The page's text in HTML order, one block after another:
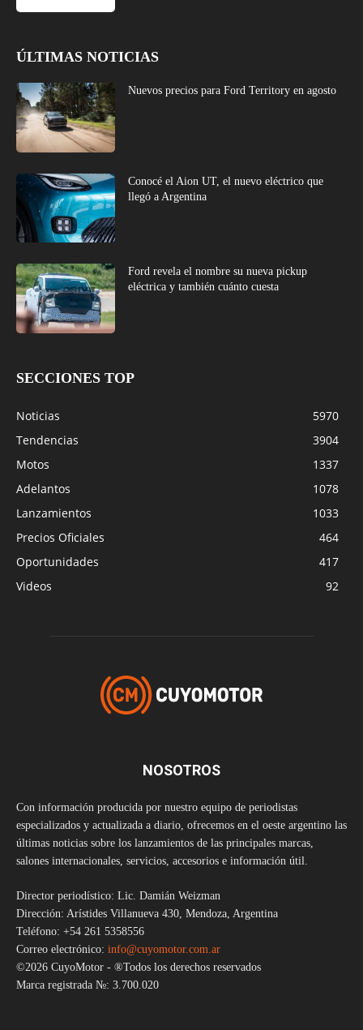
ÚLTIMAS NOTICIAS
Nuevos precios para Ford Territory en agosto
Conocé el Aion UT, el nuevo eléctrico que
llegó a Argentina
Ford revela el nombre su nueva pickup
eléctrica y también cuánto cuesta
SECCIONES TOP
Noticias
5970
Tendencias
3904
Motos
1337
Adelantos
1078
Lanzamientos
1033
Precios Oficiales
464
Oportunidades
417
Videos
92
NOSOTROS
Con información producida por nuestro equipo de periodistas
especializados y actualizada a diario, ofrecemos en el oeste argentino las
últimas noticias sobre los lanzamientos de las principales marcas,
salones internacionales, servicios, accesorios e información útil.
Director periodístico: Lic. Damián Weizman
Dirección: Arístides Villanueva 430, Mendoza, Argentina
Teléfono: +54 261 5358556
Correo electrónico: info@cuyomotor.com.ar
©2026 CuyoMotor - ®Todos los derechos reservados
Marca registrada №: 3.700.020